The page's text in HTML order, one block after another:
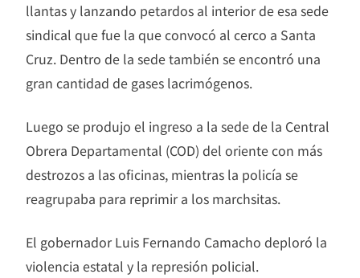
llantas y lanzando petardos al interior de esa sede
sindical que fue la que convocó al cerco a Santa
Cruz. Dentro de la sede también se encontró una
gran cantidad de gases lacrimógenos.
Luego se produjo el ingreso a la sede de la Central
Obrera Departamental (COD) del oriente con más
destrozos a las oficinas, mientras la policía se
reagrupaba para reprimir a los marchsitas.
El gobernador Luis Fernando Camacho deploró la
violencia estatal y la represión policial.